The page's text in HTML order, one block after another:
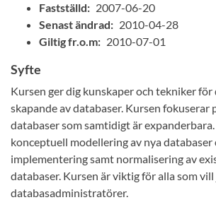
Fastställd: 2007-06-20
Senast ändrad: 2010-04-28
Giltig fr.o.m: 2010-07-01
Syfte
Kursen ger dig kunskaper och tekniker för
skapande av databaser. Kursen fokuserar
databaser som samtidigt är
konceptuell modellering av nya databaser
implementering samt normalisering av
databaser. Kursen är viktig för alla som
databasadministratörer.